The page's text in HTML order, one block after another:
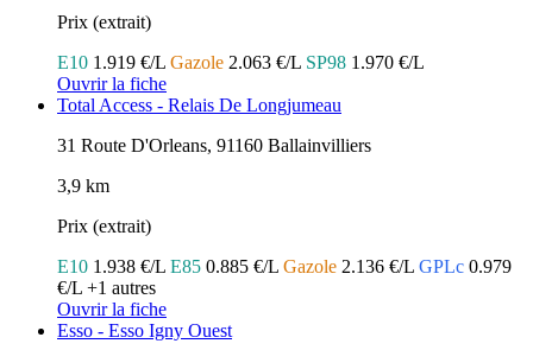
Prix (extrait)
E10 1.919 €/L Gazole 2.063 €/L SP98 1.970 €/L
Ouvrir la fiche
Total Access - Relais De Longjumeau
31 Route D'Orleans, 91160 Ballainvilliers
3,9 km
Prix (extrait)
E10 1.938 €/L E85 0.885 €/L Gazole 2.136 €/L GPLc 0.979
€/L +1 autres
Ouvrir la fiche
Esso - Esso Igny Ouest